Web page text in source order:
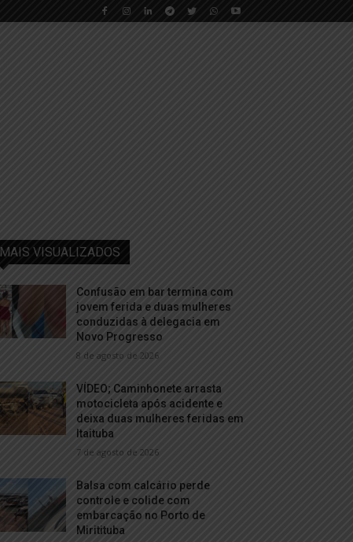
MAIS VISUALIZADOS
Confusão em bar termina com
jovem ferida e duas mulheres
conduzidas à delegacia em
Novo Progresso
8 de agosto de 2026
VÍDEO; Caminhonete arrasta
motocicleta após acidente e
deixa duas mulheres feridas em
Itaituba
7 de agosto de 2026
Balsa com calcário perde
controle e colide com
embarcação no Porto de
Miritituba